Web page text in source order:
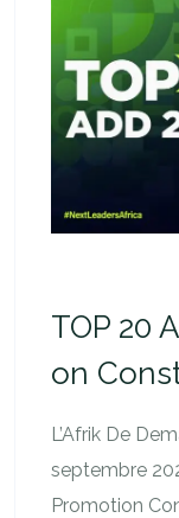
TOP 20
on
L’Afrik De
septembre
Promotion